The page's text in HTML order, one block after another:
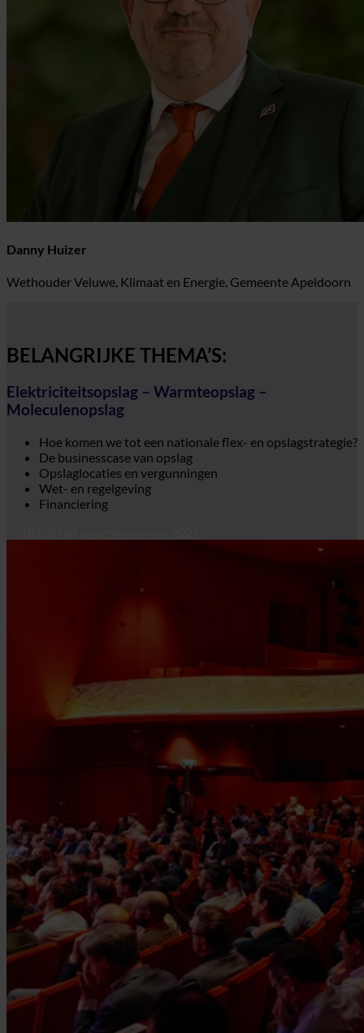
Danny Huizer
Wethouder Veluwe, Klimaat en Energie, Gemeente Apeldoorn
BELANGRIJKE THEMA’S:
Elektriciteitsopslag – Warmteopslag –
Moleculenopslag
Hoe komen we tot een nationale flex- en opslagstrategie?
De businesscase van opslag
Opslaglocaties en vergunningen
Wet- en regelgeving
Financiering